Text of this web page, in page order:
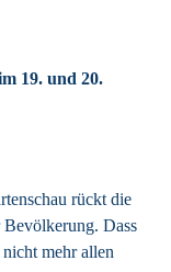
19. und 20.
rückt die
Bevölkerung. Dass
mehr allen